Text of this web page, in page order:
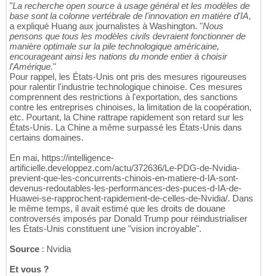
"La recherche open source à usage général et les modèles de
base sont la colonne vertébrale de l'innovation en matière d'IA,
a expliqué Huang aux journalistes à Washington. "Nous
pensons que tous les modèles civils devraient fonctionner de
manière optimale sur la pile technologique américaine,
encourageant ainsi les nations du monde entier à choisir
l'Amérique."
Pour rappel, les États-Unis ont pris des mesures rigoureuses
pour ralentir l'industrie technologique chinoise. Ces mesures
comprennent des restrictions à l'exportation, des sanctions
contre les entreprises chinoises, la limitation de la coopération,
etc. Pourtant, la Chine rattrape rapidement son retard sur les
États-Unis. La Chine a même surpassé les États-Unis dans
certains domaines.
En mai, https://intelligence-
artificielle.developpez.com/actu/372636/Le-PDG-de-Nvidia-
previent-que-les-concurrents-chinois-en-matiere-d-IA-sont-
devenus-redoutables-les-performances-des-puces-d-IA-de-
Huawei-se-rapprochent-rapidement-de-celles-de-Nvidia/. Dans
le même temps, il avait estimé que les droits de douane
controversés imposés par Donald Trump pour réindustrialiser
les États-Unis constituent une "vision incroyable".
Source : Nvidia
Et vous ?